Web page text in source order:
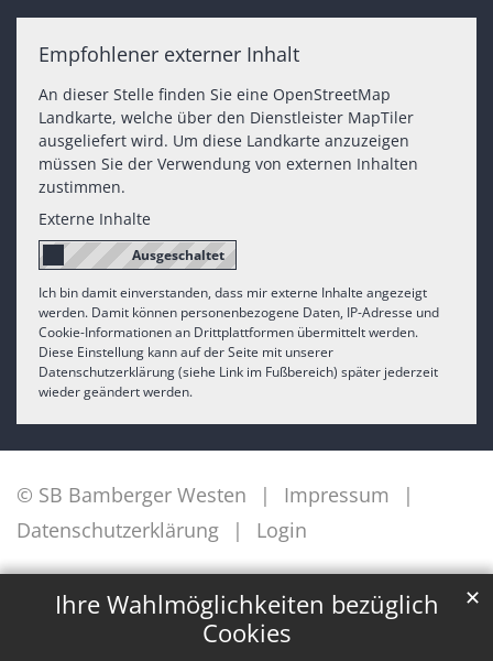
Ihre Wahlmöglichkeiten bezüglich
Cookies
✕
Empfohlener externer Inhalt
An dieser Stelle finden Sie eine OpenStreetMap
Landkarte, welche über den Dienstleister MapTiler
ausgeliefert wird. Um diese Landkarte anzuzeigen
müssen Sie der Verwendung von externen Inhalten
zustimmen.
Externe Inhalte
Ich bin damit einverstanden, dass mir externe Inhalte angezeigt
werden. Damit können personenbezogene Daten, IP-Adresse und
Cookie-Informationen an Drittplattformen übermittelt werden.
Diese Einstellung kann auf der Seite mit unserer
Datenschutzerklärung (siehe Link im Fußbereich) später jederzeit
wieder geändert werden.
© SB Bamberger Westen
Impressum
Datenschutzerklärung
Login